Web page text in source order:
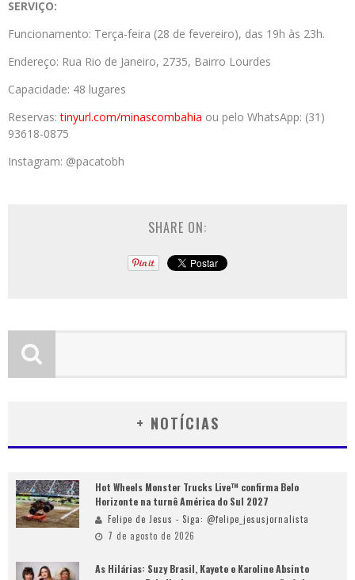
SERVIÇO:
Funcionamento: Terça-feira (28 de fevereiro), das 19h às 23h.
Endereço: Rua Rio de Janeiro, 2735, Bairro Lourdes
Capacidade: 48 lugares
Reservas: tinyurl.com/minascombahia ou pelo WhatsApp: (31)
93618-0875
Instagram: @pacatobh
SHARE ON:
+ NOTÍCIAS
Hot Wheels Monster Trucks Live™ confirma Belo
Horizonte na turnê América do Sul 2027
Felipe de Jesus - Siga: @felipe_jesusjornalista
7 de agosto de 2026
As Hilárias: Suzy Brasil, Kayete e Karoline Absinto